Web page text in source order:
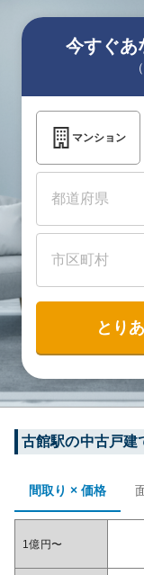
今すぐあ
マンション
とり
古館駅の中古戸建
間取り × 価格
1億円〜